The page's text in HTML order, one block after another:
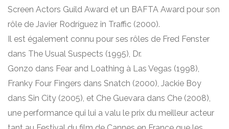
Screen Actors Guild Award et un BAFTA Award pour son
rôle de Javier Rodríguez in Traffic (2000).
Il est également connu pour ses rôles de Fred Fenster
dans The Usual Suspects (1995), Dr.
Gonzo dans Fear and Loathing à Las Vegas (1998),
Franky Four Fingers dans Snatch (2000), Jackie Boy
dans Sin City (2005), et Che Guevara dans Che (2008),
une performance qui lui a valu le prix du meilleur acteur